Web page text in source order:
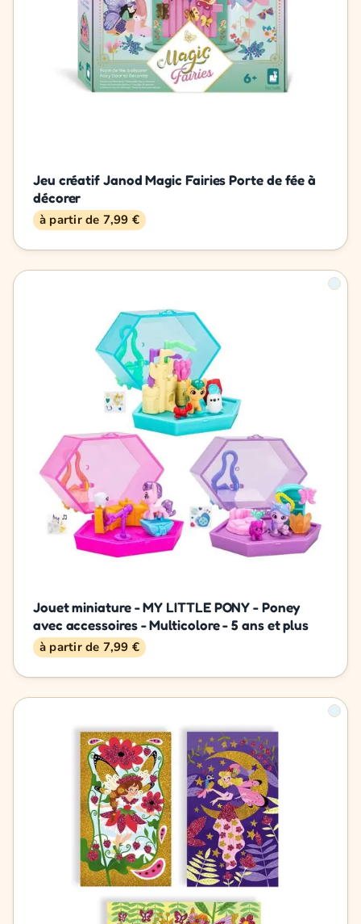
Jeu créatif Janod Magic Fairies Porte de fée à
décorer
à partir de 7,99 €
Jouet miniature - MY LITTLE PONY - Poney
avec accessoires - Multicolore - 5 ans et plus
à partir de 7,99 €